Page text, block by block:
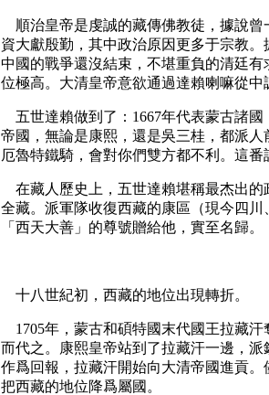
順治皇帝是虔誠的藏傳佛教徒，據說曾
資大獻殷勤，其中政治原因更多于宗教
中國的戰爭還沒結束，不堪重負的清廷
位極高。大清皇帝意欲通過達賴喇嘛從中
五世達賴做到了：1667年代表蒙古諸國
帝國，無論是康熙，還是吳三桂，都派
厄魯特鐵騎，會對你們雙方都不利。這番
在藏人歷史上，五世達賴堪稱最杰出的
全藏。派軍隊收復西藏的康區（現今四
「西天大善」的尊號贈給他，實至名歸。
十八世紀初，西藏的地位出現轉折。
1705年，蒙古和碩特國末代國王拉藏
而代之。康熙皇帝站到了拉藏汗一邊，派
作爲回報，拉藏汗開始向大清帝國進貢
把西藏的地位降爲屬國。